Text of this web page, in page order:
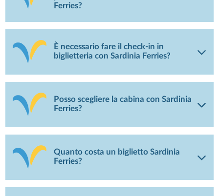
Ferries?
È necessario fare il check-in in
biglietteria con Sardinia Ferries?
Posso scegliere la cabina con Sardinia
Ferries?
Quanto costa un biglietto Sardinia
Ferries?